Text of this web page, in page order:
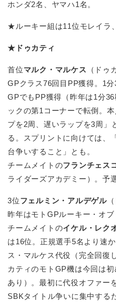
ホンダ2名、ヤマハ1名。
★ルーキー組は11位モレイラ
★ドゥカティ
首位マルク・マルケス （ドゥ
GPクラス76回目PP獲得。1
GPでもPP獲得（昨年は1分
ックの第1コーナーで転倒。
プを2周、遅いラップを3周」
る。スプリントに向けては、
台争いすること」とも。
チームメイトのフランチェス
ライダーズアカデミー）。予
3位フェルミン・アルデゲル（
昨年はモトGPルーキー・オブ
チームメイトのイケル・レク
は16位。正規選手5名より速か
ス・マルケス代役（完全回復
カティのモトGP機は今回は
あり）。最初に代役オファー
SBKタイトル争いに集中する